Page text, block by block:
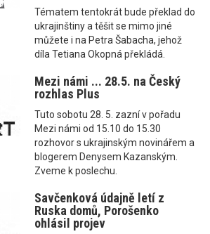
Tématem tentokrát bude překlad do
ukrajinštiny a těšit se mimo jiné
můžete i na Petra Šabacha, jehož
díla Tetiana Okopná překládá.
Mezi námi ... 28.5. na Český
rozhlas Plus
Tuto sobotu 28. 5. zazní v pořadu
Mezi námi od 15.10 do 15.30
rozhovor s ukrajinským novinářem a
blogerem Denysem Kazanským.
Zveme k poslechu.
Savčenková údajně letí z
Ruska domů, Porošenko
ohlásil projev